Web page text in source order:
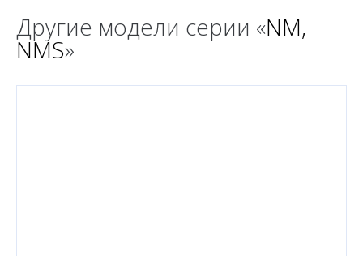
Другие модели серии «NM,
NMS»